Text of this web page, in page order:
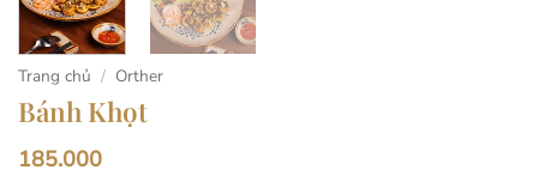
Trang chủ / Orther
Bánh Khọt
185.000